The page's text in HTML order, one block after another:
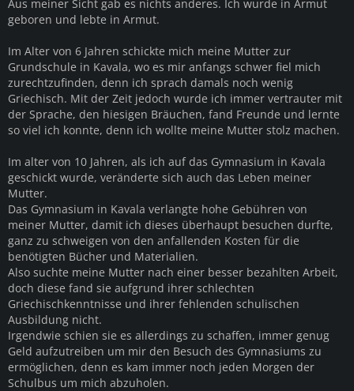
Aus meiner Sicht gab es nichts anderes. Ich wurde in Armut
geboren und lebte in Armut.
Im Alter von 6 Jahren schickte mich meine Mutter zur
Grundschule in Kavala, wo es mir anfangs schwer fiel mich
zurechtzufinden, denn ich sprach damals noch wenig
Griechisch. Mit der Zeit jedoch wurde ich immer vertrauter mit
der Sprache, den hiesigen Bräuchen, fand Freunde und lernte
so viel ich konnte, denn ich wollte meine Mutter stolz machen.
Im alter von 10 Jahren, als ich auf das Gymnasium in Kavala
geschickt wurde, veränderte sich auch das Leben meiner
Mutter.
Das Gymnasium in Kavala verlangte hohe Gebühren von
meiner Mutter, damit ich dieses überhaupt besuchen durfte,
ganz zu schweigen von den anfallenden Kosten für die
benötigten Bücher und Materialien.
Also suchte meine Mutter nach einer besser bezahlten Arbeit,
doch diese fand sie aufgrund ihrer schlechten
Griechischkenntnisse und ihrer fehlenden schulischen
Ausbildung nicht.
Irgendwie schien sie es allerdings zu schaffen, immer genug
Geld aufzutreiben um mir den Besuch des Gymnasiums zu
ermöglichen, denn es kam immer noch jeden Morgen der
Schulbus um mich abzuholen.